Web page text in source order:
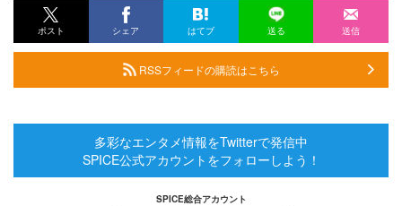
ポスト シェア はてブ 送る 送信
RSSフィードの購読はこちら
多彩なエンタメ情報をTwitterで発信中
SPICE公式アカウントをフォローしよう！
SPICE総合アカウント